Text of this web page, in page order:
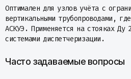
Оптимален для узлов учёта с
вертикальными трубопроводами,
АСКУЭ. Применяется на стояках Ду
системами диспетчеризации.
Часто задаваемые вопросы